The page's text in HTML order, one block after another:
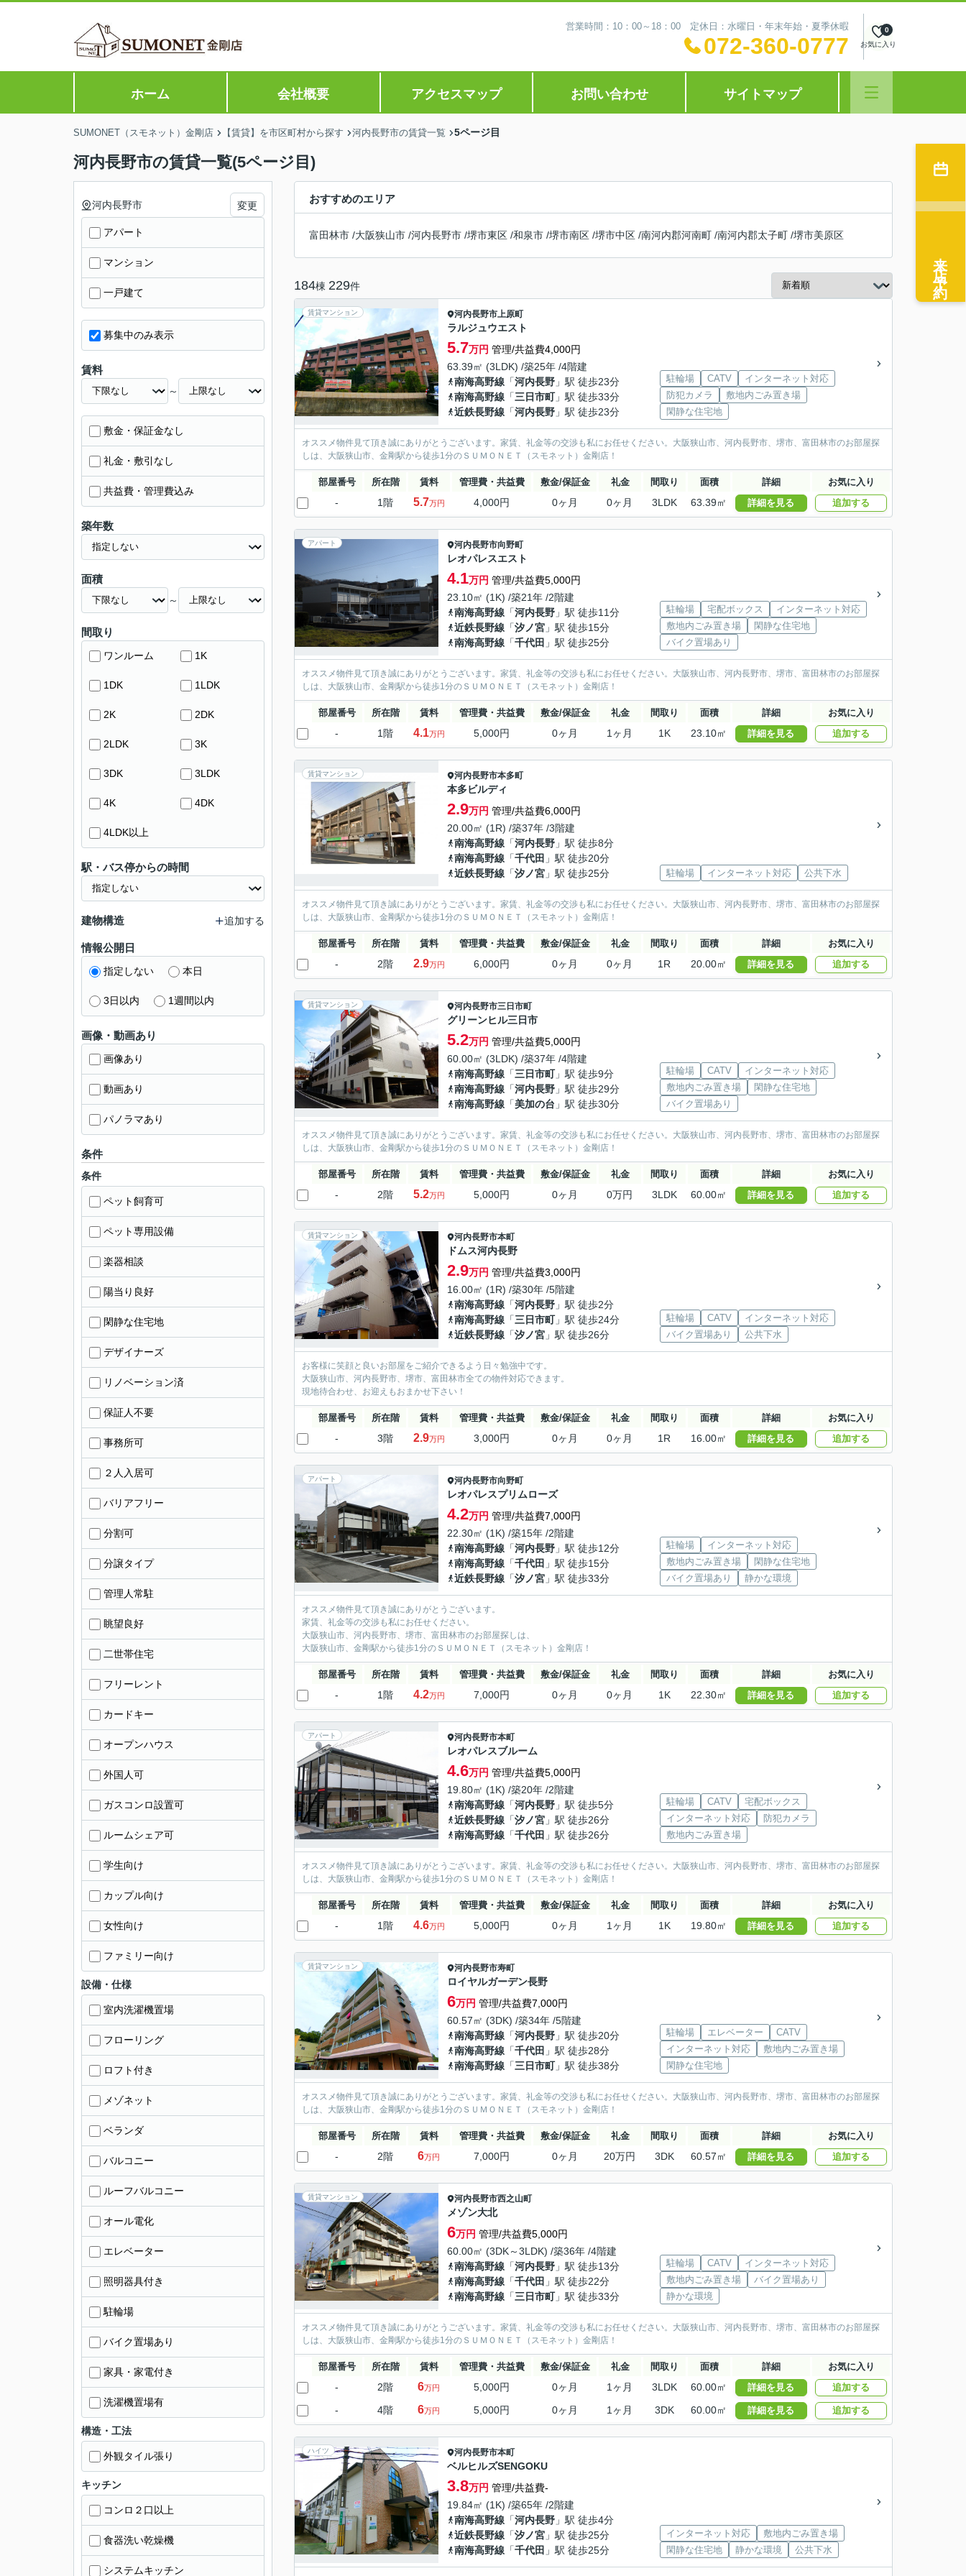
営業時間：10：00～18：00 定休日：水曜日・年末年始・夏季休暇
072-360-0777 お気に入り
0
ホーム 会社概要 アクセスマップ お問い合わせ サイトマップ
SUMONET（スモネット）金剛店 【賃貸】を市区町村から探す 河内長野市の賃貸一覧 5ページ目
河内長野市の賃貸一覧(5ページ目)
おすすめのエリア
富田林市 /大阪狭山市 /河内長野市 /堺市東区 /和泉市 /堺市南区 /堺市中区 /南河内郡河南町 /南河内郡太子町 /堺市美原区
184棟 229件
賃貸マンション 河内長野市上原町
ラルジュウエスト
5.7万円 管理/共益費4,000円
63.39㎡ (3LDK) /築25年 /4階建
南海高野線 「河内長野 」駅 徒歩23分
南海高野線 「三日市町」駅 徒歩33分
近鉄長野線 「河内長野 」駅 徒歩23分
駐輪場 CATV
インターネット対応
防犯カメラ
敷地内ごみ置き場
閑静な住宅地
オススメ物件見て頂き誠にありがとうございます。家賃、礼金等の交渉も私にお任せください。大阪狭山市、河内長野市、堺市、富田林市のお部屋探
しは、大阪狭山市、金剛駅から徒歩1分のＳＵＭＯＮＥＴ（スモネット）金剛店！
部屋番号 所在階 賃料 管理費・共益費 敷金/保証金 礼金 間取り 面積 詳細 お気に入り
- 1階 5.7万円 4,000円 0ヶ月 0ヶ月 3LDK 63.39㎡ 詳細を見る 追加する
アパート 河内長野市向野町
レオパレスエスト
4.1万円 管理/共益費5,000円
23.10㎡ (1K) /築21年 /2階建
南海高野線 「河内長野 」駅 徒歩11分
近鉄長野線 「汐ノ宮 」駅 徒歩15分
南海高野線 「千代田 」駅 徒歩25分
駐輪場 宅配ボックス
インターネット対応
敷地内ごみ置き場
閑静な住宅地
バイク置場あり
オススメ物件見て頂き誠にありがとうございます。家賃、礼金等の交渉も私にお任せください。大阪狭山市、河内長野市、堺市、富田林市のお部屋探
しは、大阪狭山市、金剛駅から徒歩1分のＳＵＭＯＮＥＴ（スモネット）金剛店！
部屋番号 所在階 賃料 管理費・共益費 敷金/保証金 礼金 間取り 面積 詳細 お気に入り
- 1階 4.1万円 5,000円 0ヶ月 1ヶ月 1K 23.10㎡ 詳細を見る 追加する
賃貸マンション 河内長野市本多町
本多ビルディ
2.9万円 管理/共益費6,000円
20.00㎡ (1R) /築37年 /3階建
南海高野線 「河内長野 」駅 徒歩8分
南海高野線 「千代田 」駅 徒歩20分
近鉄長野線 「汐ノ宮 」駅 徒歩25分 駐輪場 インターネット対応 公共下水
オススメ物件見て頂き誠にありがとうございます。家賃、礼金等の交渉も私にお任せください。大阪狭山市、河内長野市、堺市、富田林市のお部屋探
しは、大阪狭山市、金剛駅から徒歩1分のＳＵＭＯＮＥＴ（スモネット）金剛店！
部屋番号 所在階 賃料 管理費・共益費 敷金/保証金 礼金 間取り 面積 詳細 お気に入り
- 2階 2.9万円 6,000円 0ヶ月 0ヶ月 1R 20.00㎡ 詳細を見る 追加する
賃貸マンション 河内長野市三日市町
グリーンヒル三日市
5.2万円 管理/共益費5,000円
60.00㎡ (3LDK) /築37年 /4階建
南海高野線 「三日市町」駅 徒歩9分
南海高野線 「河内長野 」駅 徒歩29分
南海高野線 「美加の台 」駅 徒歩30分
駐輪場 CATV
インターネット対応
敷地内ごみ置き場
閑静な住宅地
バイク置場あり
オススメ物件見て頂き誠にありがとうございます。家賃、礼金等の交渉も私にお任せください。大阪狭山市、河内長野市、堺市、富田林市のお部屋探
しは、大阪狭山市、金剛駅から徒歩1分のＳＵＭＯＮＥＴ（スモネット）金剛店！
部屋番号 所在階 賃料 管理費・共益費 敷金/保証金 礼金 間取り 面積 詳細 お気に入り
- 2階 5.2万円 5,000円 0ヶ月 0万円 3LDK 60.00㎡ 詳細を見る 追加する
賃貸マンション 河内長野市本町
ドムス河内長野
2.9万円 管理/共益費3,000円
16.00㎡ (1R) /築30年 /5階建
南海高野線 「河内長野 」駅 徒歩2分
南海高野線 「三日市町」駅 徒歩24分
近鉄長野線 「汐ノ宮 」駅 徒歩26分
駐輪場 CATV
インターネット対応
バイク置場あり
公共下水
お客様に笑顔と良いお部屋をご紹介できるよう日々勉強中です。
大阪狭山市、河内長野市、堺市、富田林市全ての物件対応できます。
現地待合わせ、お迎えもおまかせ下さい！
部屋番号 所在階 賃料 管理費・共益費 敷金/保証金 礼金 間取り 面積 詳細 お気に入り
- 3階 2.9万円 3,000円 0ヶ月 0ヶ月 1R 16.00㎡ 詳細を見る 追加する
アパート 河内長野市向野町
レオパレスプリムローズ
4.2万円 管理/共益費7,000円
22.30㎡ (1K) /築15年 /2階建
南海高野線 「河内長野 」駅 徒歩12分
南海高野線 「千代田 」駅 徒歩15分
近鉄長野線 「汐ノ宮 」駅 徒歩33分
駐輪場
インターネット対応
敷地内ごみ置き場
閑静な住宅地
バイク置場あり
静かな環境
オススメ物件見て頂き誠にありがとうございます。
家賃、礼金等の交渉も私にお任せください。
大阪狭山市、河内長野市、堺市、富田林市のお部屋探しは、
大阪狭山市、金剛駅から徒歩1分のＳＵＭＯＮＥＴ（スモネット）金剛店！
部屋番号 所在階 賃料 管理費・共益費 敷金/保証金 礼金 間取り 面積 詳細 お気に入り
- 1階 4.2万円 7,000円 0ヶ月 0ヶ月 1K 22.30㎡ 詳細を見る 追加する
アパート 河内長野市本町
レオパレスブルーム
4.6万円 管理/共益費5,000円
19.80㎡ (1K) /築20年 /2階建
南海高野線 「河内長野 」駅 徒歩5分
近鉄長野線 「汐ノ宮 」駅 徒歩26分
南海高野線 「千代田 」駅 徒歩26分
駐輪場 CATV
宅配ボックス
インターネット対応
防犯カメラ
敷地内ごみ置き場
オススメ物件見て頂き誠にありがとうございます。家賃、礼金等の交渉も私にお任せください。大阪狭山市、河内長野市、堺市、富田林市のお部屋探
しは、大阪狭山市、金剛駅から徒歩1分のＳＵＭＯＮＥＴ（スモネット）金剛店！
部屋番号 所在階 賃料 管理費・共益費 敷金/保証金 礼金 間取り 面積 詳細 お気に入り
- 1階 4.6万円 5,000円 0ヶ月 1ヶ月 1K 19.80㎡ 詳細を見る 追加する
賃貸マンション 河内長野市寿町
ロイヤルガーデン長野
6万円 管理/共益費7,000円
60.57㎡ (3DK) /築34年 /5階建
南海高野線 「河内長野 」駅 徒歩20分
南海高野線 「千代田 」駅 徒歩28分
南海高野線 「三日市町」駅 徒歩38分
駐輪場 エレベーター
CATV
インターネット対応
敷地内ごみ置き場
閑静な住宅地
オススメ物件見て頂き誠にありがとうございます。家賃、礼金等の交渉も私にお任せください。大阪狭山市、河内長野市、堺市、富田林市のお部屋探
しは、大阪狭山市、金剛駅から徒歩1分のＳＵＭＯＮＥＴ（スモネット）金剛店！
部屋番号 所在階 賃料 管理費・共益費 敷金/保証金 礼金 間取り 面積 詳細 お気に入り
- 2階 6万円 7,000円 0ヶ月 20万円 3DK 60.57㎡ 詳細を見る 追加する
賃貸マンション 河内長野市西之山町
メゾン大北
6万円 管理/共益費5,000円
60.00㎡ (3DK～3LDK) /築36年 /4階建
南海高野線 「河内長野 」駅 徒歩13分
南海高野線 「千代田 」駅 徒歩22分
南海高野線 「三日市町」駅 徒歩33分
駐輪場 CATV
インターネット対応
敷地内ごみ置き場
バイク置場あり
静かな環境
オススメ物件見て頂き誠にありがとうございます。家賃、礼金等の交渉も私にお任せください。大阪狭山市、河内長野市、堺市、富田林市のお部屋探
しは、大阪狭山市、金剛駅から徒歩1分のＳＵＭＯＮＥＴ（スモネット）金剛店！
部屋番号 所在階 賃料 管理費・共益費 敷金/保証金 礼金 間取り 面積 詳細 お気に入り
- 2階 6万円 5,000円 0ヶ月 1ヶ月 3LDK 60.00㎡ 詳細を見る 追加する
- 4階 6万円 5,000円 0ヶ月 1ヶ月 3DK 60.00㎡ 詳細を見る 追加する
ハイツ 河内長野市本町
ベルヒルズSENGOKU
3.8万円 管理/共益費-
19.84㎡ (1K) /築65年 /2階建
南海高野線 「河内長野 」駅 徒歩4分
近鉄長野線 「汐ノ宮 」駅 徒歩25分
南海高野線 「千代田 」駅 徒歩25分
インターネット対応
敷地内ごみ置き場
閑静な住宅地
静かな環境 公共下水
河内長野市 変更
アパート
マンション
一戸建て
募集中のみ表示
賃料
～
敷金・保証金なし
礼金・敷引なし
共益費・管理費込み
築年数
面積
～
間取り
ワンルーム 1K
1DK 1LDK
2K 2DK
2LDK 3K
3DK 3LDK
4K 4DK
4LDK以上
駅・バス停からの時間
建物構造 追加する
情報公開日
指定しない 本日
3日以内 1週間以内
画像・動画あり
画像あり
動画あり
パノラマあり
条件
条件
ペット飼育可
ペット専用設備
楽器相談
陽当り良好
閑静な住宅地
デザイナーズ
リノベーション済
保証人不要
事務所可
２人入居可
バリアフリー
分割可
分譲タイプ
管理人常駐
眺望良好
二世帯住宅
フリーレント
カードキー
オープンハウス
外国人可
ガスコンロ設置可
ルームシェア可
学生向け
カップル向け
女性向け
ファミリー向け
設備・仕様
室内洗濯機置場
フローリング
ロフト付き
メゾネット
ベランダ
バルコニー
ルーフバルコニー
オール電化
エレベーター
照明器具付き
駐輪場
バイク置場あり
家具・家電付き
洗濯機置場有
構造・工法
外観タイル張り
キッチン
コンロ２口以上
食器洗い乾燥機
システムキッチン
来店予約